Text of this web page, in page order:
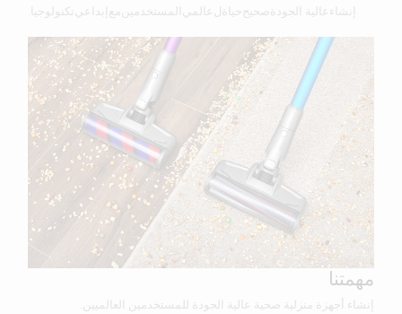
إنشاء عالية الجودةصحيححياةلعالمي المستخدمينمع إبداعي تكنولوجيا.
مهمتنا
إنشاء أجهزة منزلية صحية عالية الجودة للمستخدمين العالميين.